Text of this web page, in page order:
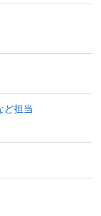
ど担当